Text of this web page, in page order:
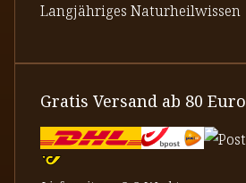
Langjähriges Naturheilwissen
Gratis Versand ab 80 Euro